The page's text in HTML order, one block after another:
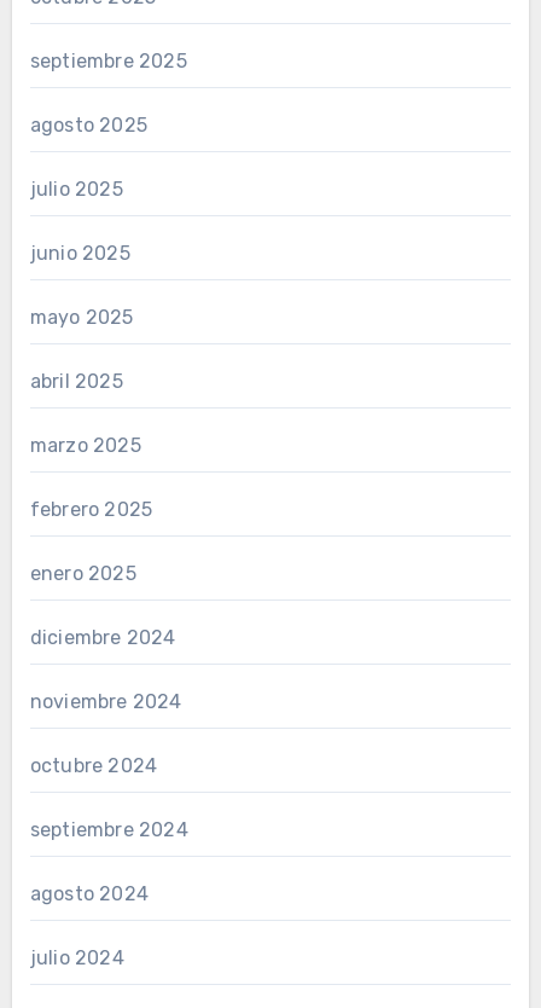
septiembre 2025
agosto 2025
julio 2025
junio 2025
mayo 2025
abril 2025
marzo 2025
febrero 2025
enero 2025
diciembre 2024
noviembre 2024
octubre 2024
septiembre 2024
agosto 2024
julio 2024